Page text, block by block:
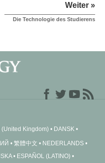
Weiter »
Die Technologie des Studierens
(United Kingdom) DANSK
繁體中文
NEDERLANDS
ESPAÑOL (LATINO)